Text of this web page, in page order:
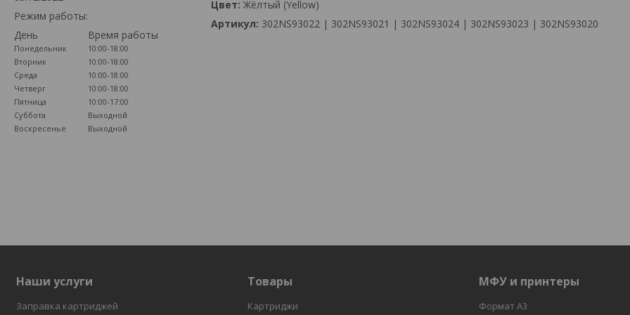
Режим работы:
День
Время работы
Понедельник
10:00-18:00
Вторник
10:00-18:00
Среда
10:00-18:00
Четверг
10:00-18:00
Пятница
10:00-17:00
Суббота
Выходной
Воскресенье
Выходной
Цвет: Жёлтый (Yellow)
Артикул: 302NS93022 | 302NS93021 | 302NS93024 | 302NS93023 | 302NS93020
Наши услуги
Заправка картриджей
Товары
Картриджи
МФУ и принтеры
Формат А3